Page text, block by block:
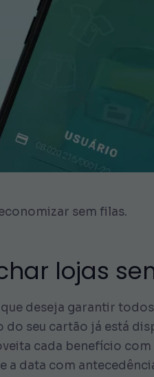
sem filas.
lojas
deseja garantir
seu cartão já está
cada benefício com
data com